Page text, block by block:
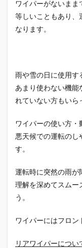
ワイパーがないまま
等しいこともあり、
なります。
雨や雪の日に使用す
あまり使わない機能
れていない方もいら
ワイパーの使い方・
悪天候での運転のし
す。
運転時に突然の雨が
理解を深めてスムー
う。
ワイパーにはフロン
リアワイパーにつ